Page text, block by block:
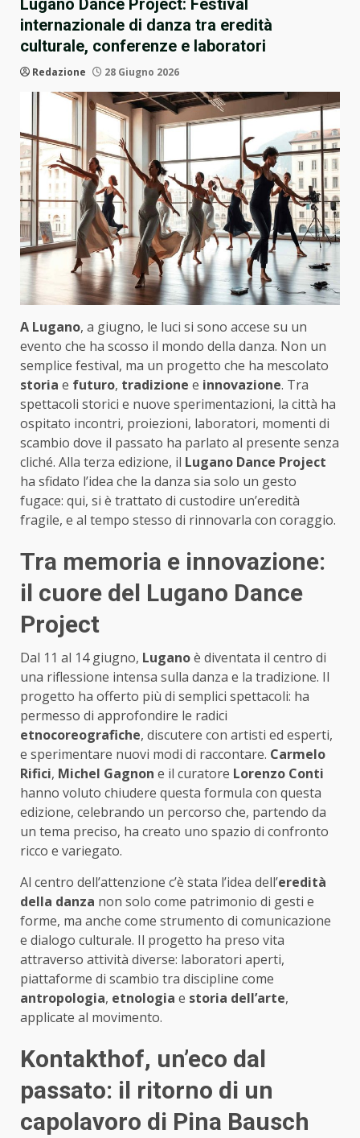
Lugano Dance Project: Festival
internazionale di danza tra eredità
culturale, conferenze e laboratori
Redazione 28 Giugno 2026
A Lugano, a giugno, le luci si sono accese su un
evento che ha scosso il mondo della danza. Non un
semplice festival, ma un progetto che ha mescolato
storia e futuro, tradizione e innovazione. Tra
spettacoli storici e nuove sperimentazioni, la città ha
ospitato incontri, proiezioni, laboratori, momenti di
scambio dove il passato ha parlato al presente senza
cliché. Alla terza edizione, il Lugano Dance Project
ha sfidato l’idea che la danza sia solo un gesto
fugace: qui, si è trattato di custodire un’eredità
fragile, e al tempo stesso di rinnovarla con coraggio.
Tra memoria e innovazione:
il cuore del Lugano Dance
Project
Dal 11 al 14 giugno, Luganoè diventata il centro di
una riflessione intensa sulla danza e la tradizione. Il
progetto ha offerto più di semplici spettacoli: ha
permesso di approfondire le radici
etnocoreografiche, discutere con artisti ed esperti,
e sperimentare nuovi modi di raccontare. Carmelo
Rifici, Michel Gagnon e il curatore Lorenzo Conti
hanno voluto chiudere questa formula con questa
edizione, celebrando un percorso che, partendo da
un tema preciso, ha creato uno spazio di confronto
ricco e variegato.
Al centro dell’attenzione c’è stata l’idea dell’eredità
della danza non solo come patrimonio di gesti e
forme, ma anche come strumento di comunicazione
e dialogo culturale. Il progetto ha preso vita
attraverso attività diverse: laboratori aperti,
piattaforme di scambio tra discipline come
antropologia, etnologia e storia dell’arte,
applicate al movimento.
Kontakthof, un’eco dal
passato: il ritorno di un
capolavoro di Pina Bausch